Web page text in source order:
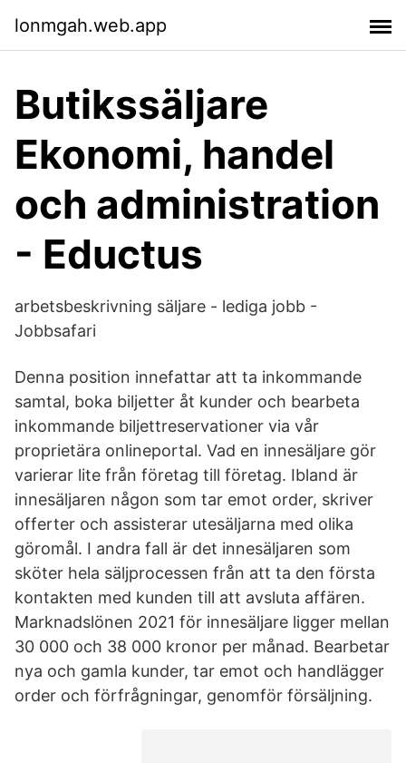
lonmgah.web.app
Butikssäljare
Ekonomi, handel
och administration
- Eductus
arbetsbeskrivning säljare - lediga jobb -
Jobbsafari
Denna position innefattar att ta inkommande
samtal, boka biljetter åt kunder och bearbeta
inkommande biljettreservationer via vår
proprietära onlineportal. Vad en innesäljare gör
varierar lite från företag till företag. Ibland är
innesäljaren någon som tar emot order, skriver
offerter och assisterar utesäljarna med olika
göromål. I andra fall är det innesäljaren som
sköter hela säljprocessen från att ta den första
kontakten med kunden till att avsluta affären.
Marknadslönen 2021 för innesäljare ligger mellan
30 000 och 38 000 kronor per månad. Bearbetar
nya och gamla kunder, tar emot och handlägger
order och förfrågningar, genomför försäljning.